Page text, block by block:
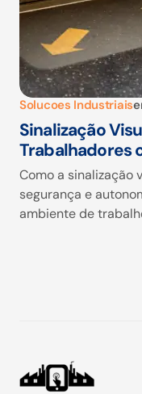
Solucoes Industriais
Sinalização
Trabalhadores
Como a sinalização
segurança e
ambiente de